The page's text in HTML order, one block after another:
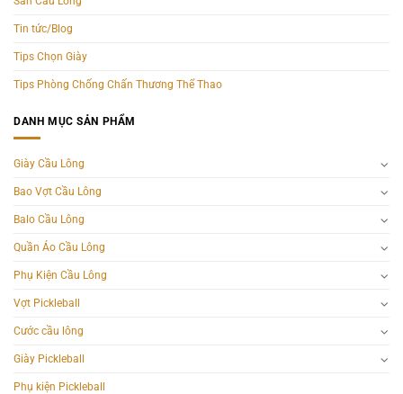
Tin tức/Blog
Tips Chọn Giày
Tips Phòng Chống Chấn Thương Thể Thao
DANH MỤC SẢN PHẨM
Giày Cầu Lông
Bao Vợt Cầu Lông
Balo Cầu Lông
Quần Áo Cầu Lông
Phụ Kiện Cầu Lông
Vợt Pickleball
Cước cầu lông
Giày Pickleball
Phụ kiện Pickleball